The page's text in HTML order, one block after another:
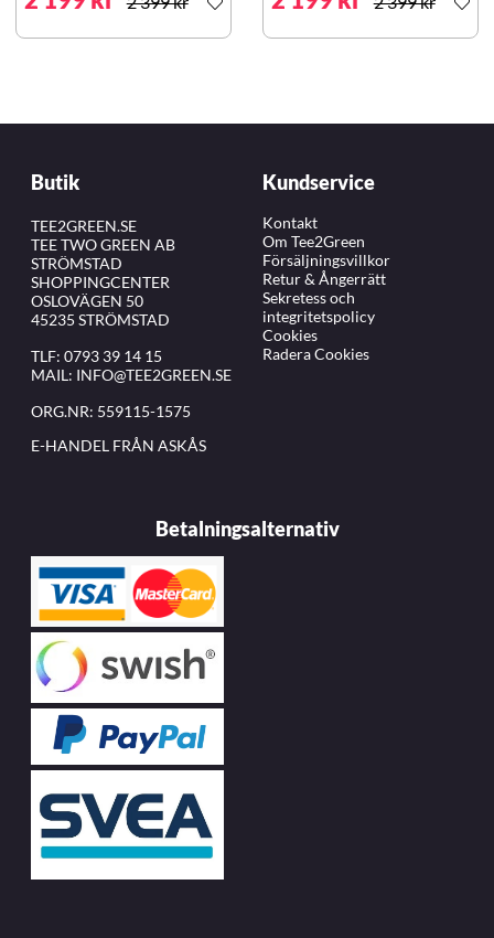
Butik
TEE2GREEN.SE
TEE TWO GREEN AB
STRÖMSTAD
SHOPPINGCENTER
OSLOVÄGEN 50
45235 STRÖMSTAD
TLF: 0793 39 14 15
MAIL: INFO@TEE2GREEN.SE
ORG.NR: 559115-1575
E-HANDEL FRÅN ASKÅS
Kundservice
Kontakt
Om Tee2Green
Försäljningsvillkor
Retur & Ångerrätt
Sekretess och
integritetspolicy
Cookies
Radera Cookies
Betalningsalternativ